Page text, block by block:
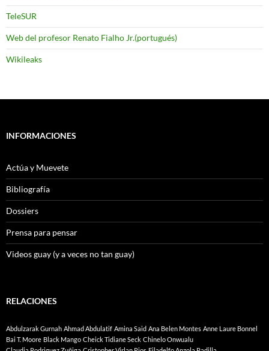
TeleSUR
Web del profesor Renato Fialho Jr.(portugués)
Wikileaks
INFORMACIONES
Actúa y Muevete
Bibliografía
Dossiers
Prensa para pensar
Videos guay (y a veces no tan guay)
RELACIONES
Abdulzarak Gurnah Ahmad Abdulatif Amina Said Ana Belen Montes Anne Laure Bonnel
Bai T. Moore Black Mango Cheick Tidiane Seck Chinelo Onwualu